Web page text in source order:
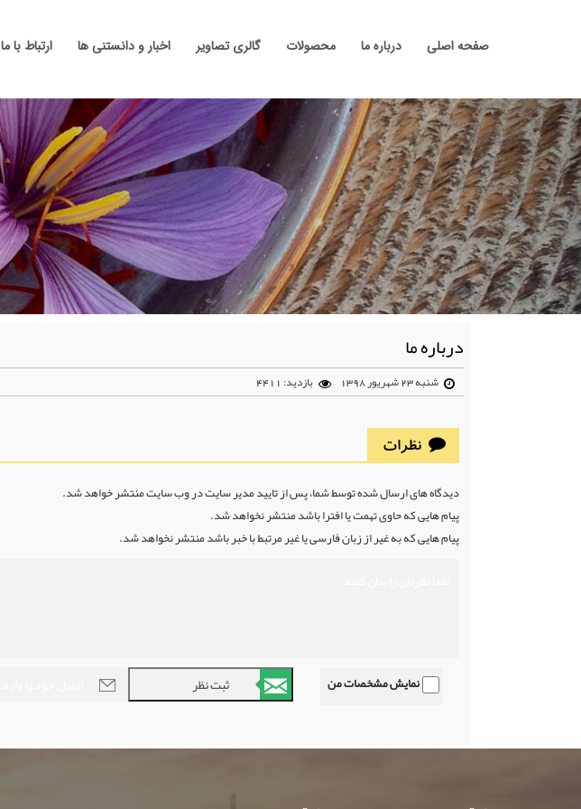
صفحه اصلی درباره ما محصولات گالری تصاویر اخبار و دانستنی ها ارتباط با ما
درباره ما
شنبه 23 شهریور 1398 بازدید: 4411
نظرات
دیدگاه های ارسال شده توسط شما، پس از تایید مدیر سایت در وب سایت منتشر خواهد شد.
پیام هایی که حاوی تهمت یا افترا باشد منتشر نخواهد شد.
پیام هایی که به غیر از زبان فارسی یا غیر مرتبط با خبر باشد منتشر نخواهد شد.
نمایش مشخصات من